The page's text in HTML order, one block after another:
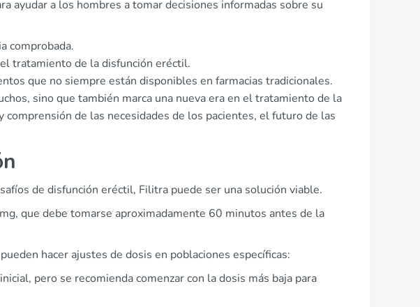
ayudar a los hombres a tomar decisiones informadas sobre su
comprobada.
tratamiento de la disfunción eréctil.
que no siempre están disponibles en farmacias tradicionales.
sino que también marca una nueva era en el tratamiento de la
de las necesidades de los pacientes, el futuro de las
de disfunción eréctil, Filitra puede ser una solución viable.
que debe tomarse aproximadamente 60 minutos antes de la
hacer ajustes de dosis en poblaciones específicas:
pero se recomienda comenzar con la dosis más baja para